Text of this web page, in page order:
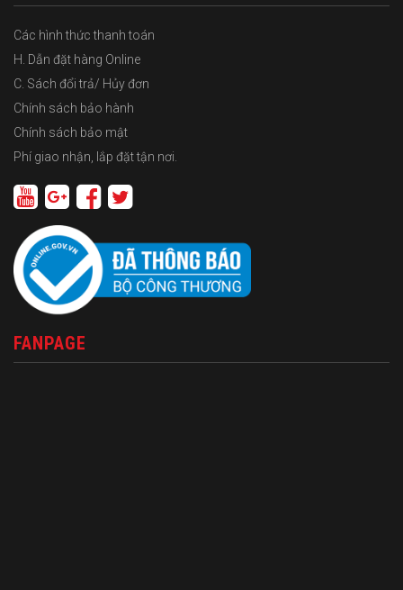
Các hình thức thanh toán
H. Dẫn đặt hàng Online
C. Sách đổi trả/ Hủy đơn
Chính sách bảo hành
Chính sách bảo mật
Phí giao nhận, lắp đặt tận nơi.
FANPAGE